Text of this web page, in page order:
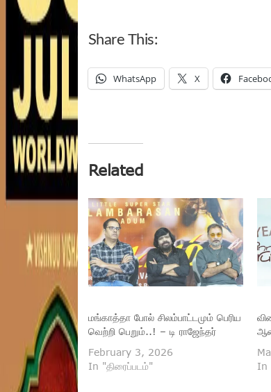
Share This:
WhatsApp X
Related
மங்காத்தா போல் சிலம்பாட்டமும் பெரிய
வெற்றி பெறும்..! – டி ராஜேந்தர்
February 3, 2026
In "திரைப்படம்"
In